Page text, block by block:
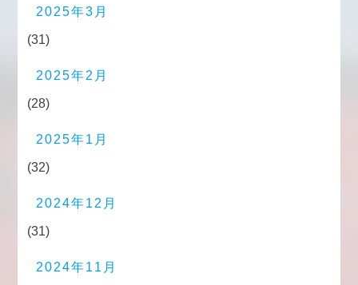
2025年3月
(31)
2025年2月
(28)
2025年1月
(32)
2024年12月
(31)
2024年11月